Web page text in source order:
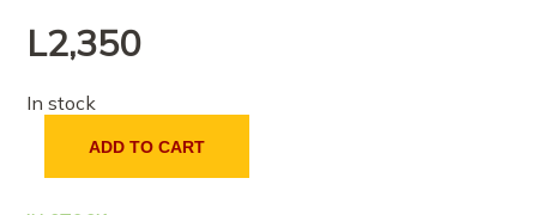
L2,350
In stock
ADD TO CART